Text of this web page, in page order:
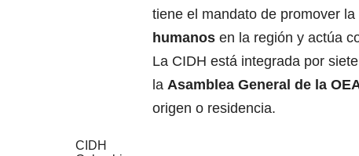
tiene el mandato de promover
humanos en la región y actúa
La CIDH está integrada por
la Asamblea General de la
origen o residencia.
CIDH